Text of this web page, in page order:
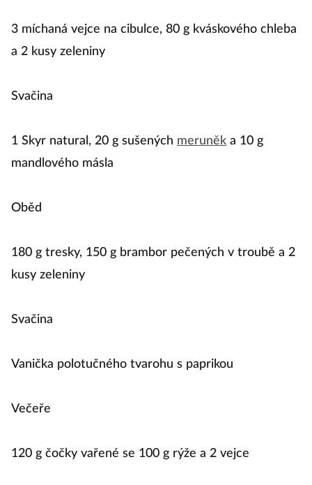
3 míchaná vejce na cibulce, 80 g kváskového chleba
a 2 kusy zeleniny
Svačina
1 Skyr natural, 20 g sušených meruněk a 10 g
mandlového másla
Oběd
180 g tresky, 150 g brambor pečených v troubě a 2
kusy zeleniny
Svačina
Vanička polotučného tvarohu s paprikou
Večeře
120 g čočky vařené se 100 g rýže a 2 vejce